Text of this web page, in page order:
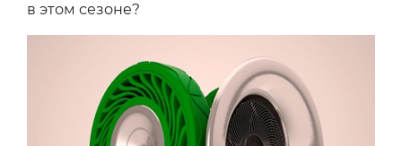
в этом сезоне?